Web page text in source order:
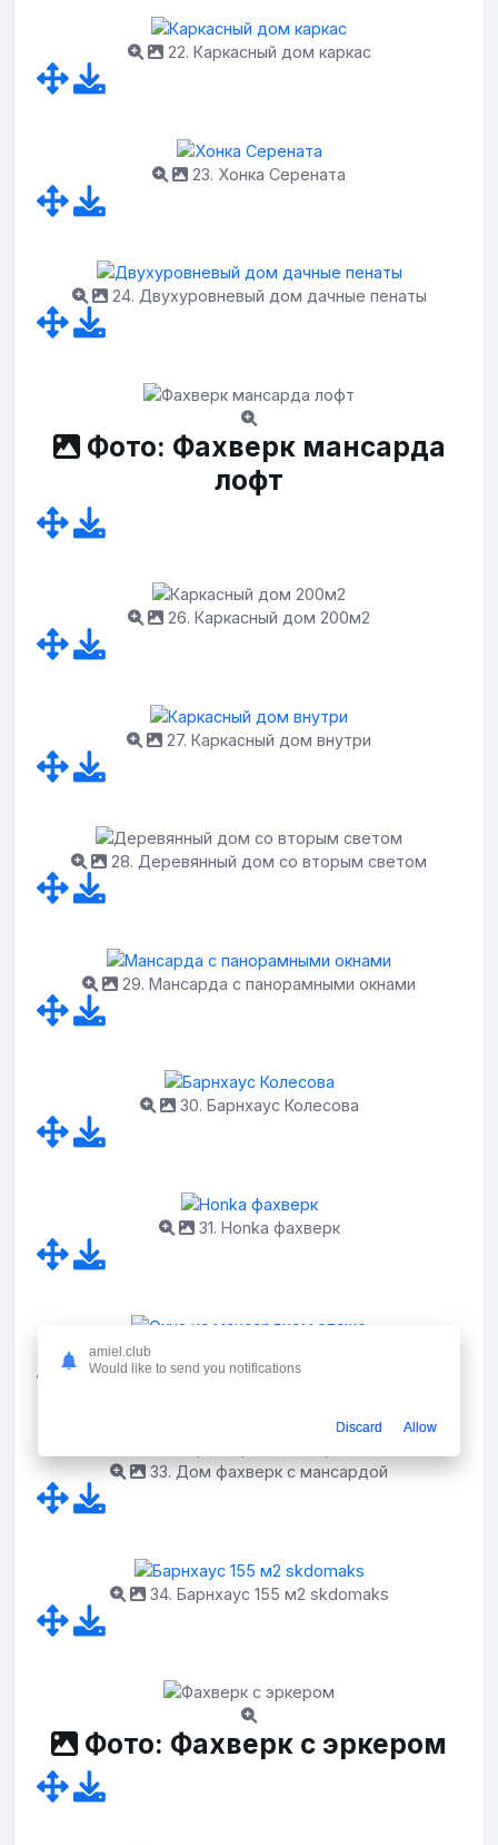
22. Каркасный дом каркас
23. Хонка Серената
24. Двухуровневый дом дачные пенаты
Фото: Фахверк мансарда
лофт
26. Каркасный дом 200м2
27. Каркасный дом внутри
28. Деревянный дом со вторым светом
29. Мансарда с панорамными окнами
30. Барнхаус Колесова
31. Honka фахверк
32. Окна на мансардном этаже
33. Дом фахверк с мансардой
34. Барнхаус 155 м2 skdomaks
Фото: Фахверк с эркером
amiel.club
Would like to send you notifications
Discard Allow